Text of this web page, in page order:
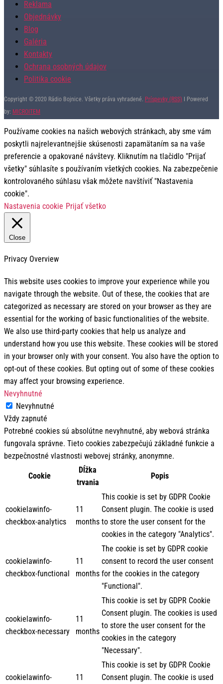
Reklama
Objednávky
Blog
Galéria
Kontakty
Ochrana osobných údajov
Politika cookie
Copyright © 2020 Rádio Bojnice. Všetky práva vyhradené. Príspevky (RSS) I Powered
by: MICROITEM
Používame cookies na našich webových stránkach, aby sme vám
poskytli najrelevantnejšie skúsenosti zapamätaním sa na vaše
preferencie a opakované návštevy. Kliknutím na tlačidlo "Prijať
všetky" súhlasíte s používaním všetkých cookies. Na zabezpečenie
kontrolovaného súhlasu však môžete navštíviť "Nastavenia
cookie".
Nastavenia cookie Prijať všetko
Close
Privacy Overview
This website uses cookies to improve your experience while you
navigate through the website. Out of these, the cookies that are
categorized as necessary are stored on your browser as they are
essential for the working of basic functionalities of the website.
We also use third-party cookies that help us analyze and
understand how you use this website. These cookies will be stored
in your browser only with your consent. You also have the option to
opt-out of these cookies. But opting out of some of these cookies
may affect your browsing experience.
Nevyhnutné
Nevyhnutné
Vždy zapnuté
Potrebné cookies sú absolútne nevyhnutné, aby webová stránka
fungovala správne. Tieto cookies zabezpečujú základné funkcie a
bezpečnostné vlastnosti webovej stránky, anonymne.
Cookie
Dĺžka
trvania
Popis
cookielawinfo-
checkbox-analytics
11
months
This cookie is set by GDPR Cookie
Consent plugin. The cookie is used
to store the user consent for the
cookies in the category "Analytics".
cookielawinfo-
checkbox-functional
11
months
The cookie is set by GDPR cookie
consent to record the user consent
for the cookies in the category
"Functional".
cookielawinfo-
checkbox-necessary
11
months
This cookie is set by GDPR Cookie
Consent plugin. The cookies is used
to store the user consent for the
cookies in the category
"Necessary".
cookielawinfo-
11
This cookie is set by GDPR Cookie
Consent plugin. The cookie is used